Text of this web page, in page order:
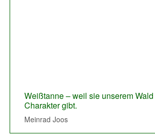
Weißtanne – weil sie unserem
Charakter gibt.
Meinrad Joos